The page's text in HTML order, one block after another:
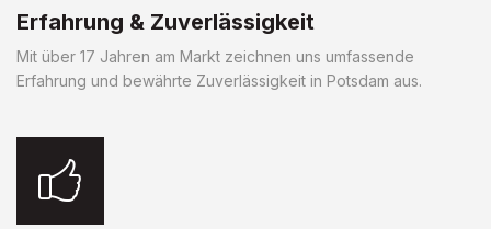
Erfahrung & Zuverlässigkeit
Mit über 17 Jahren am Markt zeichnen uns umfassende
Erfahrung und bewährte Zuverlässigkeit in Potsdam aus.